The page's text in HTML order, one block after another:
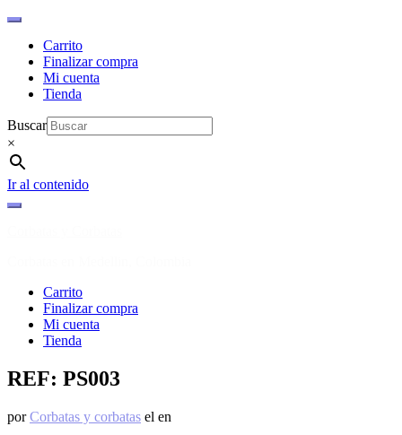
Carrito
Finalizar compra
Mi cuenta
Tienda
Buscar
×
Ir al contenido
Carrito
Finalizar compra
Mi cuenta
Tienda
REF: PS003
porCorbatas y corbatas el en